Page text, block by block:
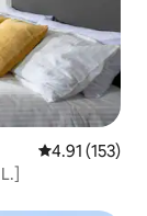
レビュー153
4.91 (153)